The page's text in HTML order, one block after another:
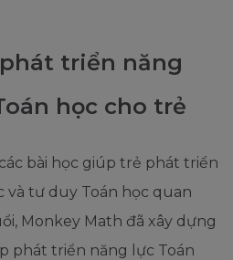
triển năng
học cho trẻ
bài học giúp trẻ phát triển
và tư duy Toán học quan
Monkey Math đã xây dựng
phát triển năng lực Toán